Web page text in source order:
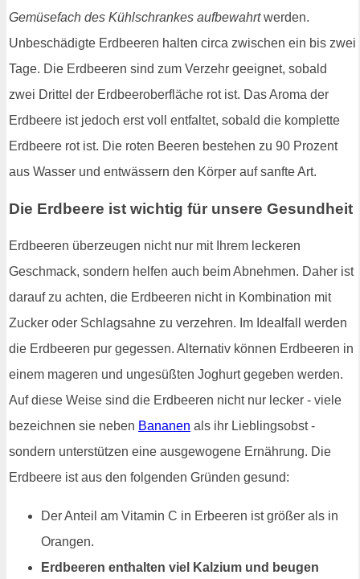
Gemüsefach des Kühlschrankes aufbewahrtwerden.
Unbeschädigte Erdbeeren halten circa zwischen ein bis zwei
Tage. Die Erdbeeren sind zum Verzehr geeignet, sobald
zwei Drittel der Erdbeeroberfläche rot ist. Das Aroma der
Erdbeere ist jedoch erst voll entfaltet, sobald die komplette
Erdbeere rot ist. Die roten Beeren bestehen zu 90 Prozent
aus Wasser und entwässern den Körper auf sanfte Art.
Die Erdbeere ist wichtig für unsere Gesundheit
Erdbeeren überzeugen nicht nur mit Ihrem leckeren
Geschmack, sondern helfen auch beim Abnehmen. Daher ist
darauf zu achten, die Erdbeeren nicht in Kombination mit
Zucker oder Schlagsahne zu verzehren. Im Idealfall werden
die Erdbeeren pur gegessen. Alternativ können Erdbeeren in
einem mageren und ungesüßten Joghurt gegeben werden.
Auf diese Weise sind die Erdbeeren nicht nur lecker - viele
bezeichnen sie neben Bananen als ihr Lieblingsobst -
sondern unterstützen eine ausgewogene Ernährung. Die
Erdbeere ist aus den folgenden Gründen gesund:
Der Anteil am Vitamin C in Erbeeren ist größer als in
Orangen.
Erdbeeren enthalten viel Kalzium und beugen